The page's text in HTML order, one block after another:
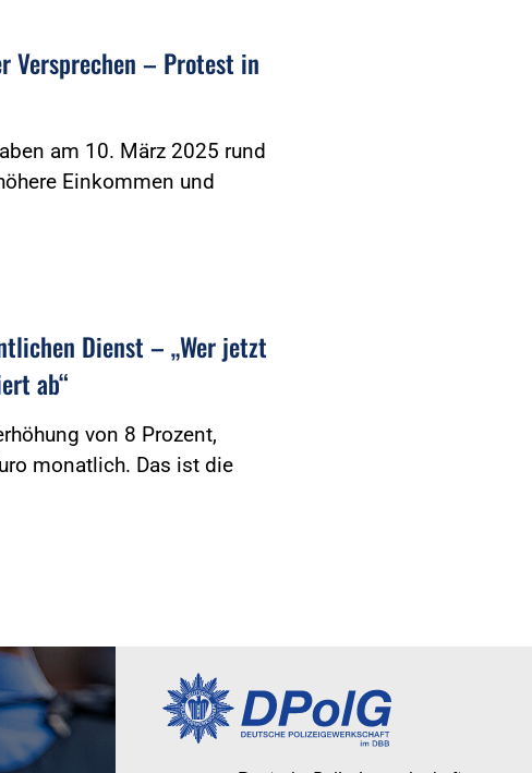
Versprechen – Protest in
am 10. März 2025 rund
Einkommen und
Dienst – „Wer jetzt
ab“
von 8 Prozent,
monatlich. Das ist die